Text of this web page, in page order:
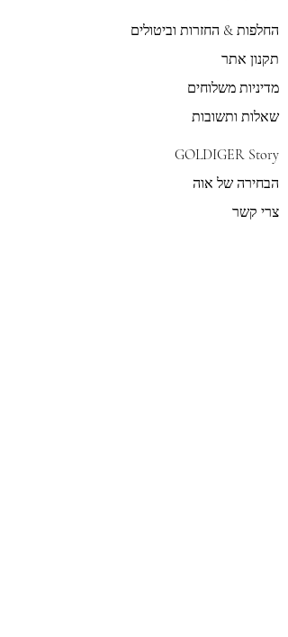
החלפות & החזרות וביטולים
תקנון אתר
מדיניות משלוחים
שאלות ותשובות
GOLDIGER Story
הבחירה של אוה
צרי קשר